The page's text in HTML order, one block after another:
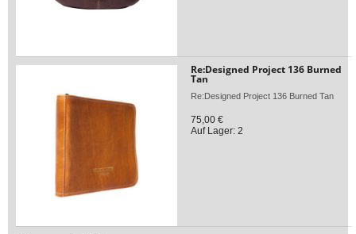
Re:Designed Project 136 Burned
Tan
Re:Designed Project 136 Burned Tan
75,00 €
Auf Lager: 2